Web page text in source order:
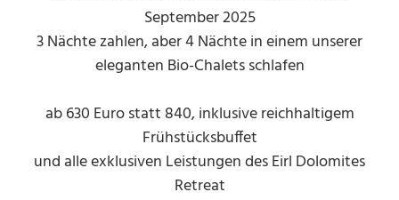
September 2025
3 Nächte zahlen, aber 4 Nächte in einem unserer
eleganten Bio-Chalets schlafen
ab 630 Euro statt 840, inklusive reichhaltigem
Frühstücksbuffet
und alle exklusiven Leistungen des Eirl Dolomites
Retreat